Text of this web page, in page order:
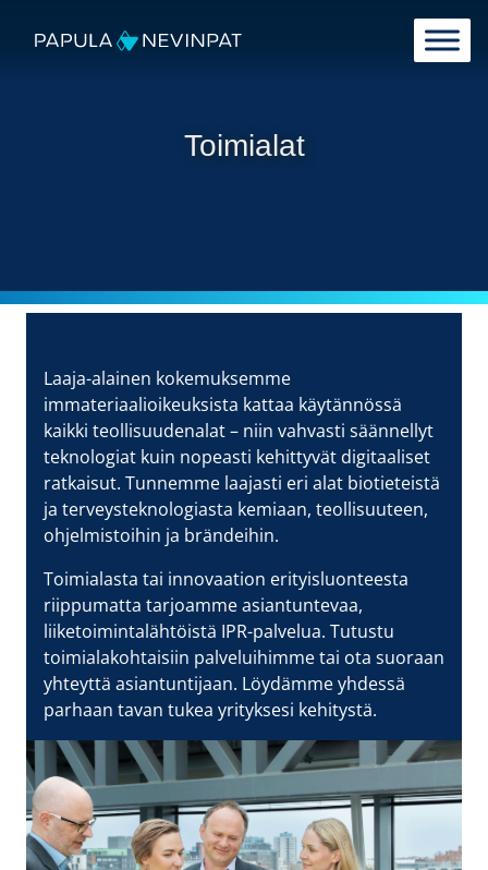
Päävalikko
Toimialat
Laaja-alainen kokemuksemme
immateriaalioikeuksista kattaa käytännössä
kaikki teollisuudenalat – niin vahvasti säännellyt
teknologiat kuin nopeasti kehittyvät digitaaliset
ratkaisut. Tunnemme laajasti eri alat biotieteistä
ja terveysteknologiasta kemiaan, teollisuuteen,
ohjelmistoihin ja brändeihin.
Toimialasta tai innovaation erityisluonteesta
riippumatta tarjoamme asiantuntevaa,
liiketoimintalähtöistä IPR-palvelua. Tutustu
toimialakohtaisiin palveluihimme tai ota suoraan
yhteyttä asiantuntijaan. Löydämme yhdessä
parhaan tavan tukea yrityksesi kehitystä.